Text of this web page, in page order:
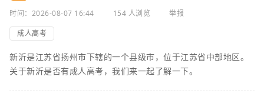
时间：2026-08-07 16:44 154 人浏览
举报
成人高考
新沂是江苏省扬州市下辖的一个县级市，位于江苏省中部地区。
关于新沂是否有成人高考，我们来一起了解一下。